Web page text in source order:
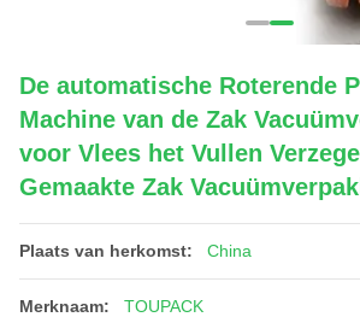
De automatische Roterende
Machine van de Zak
voor Vlees het Vullen
Gemaakte Zak
Plaats van herkomst: China
Merknaam: TOUPACK